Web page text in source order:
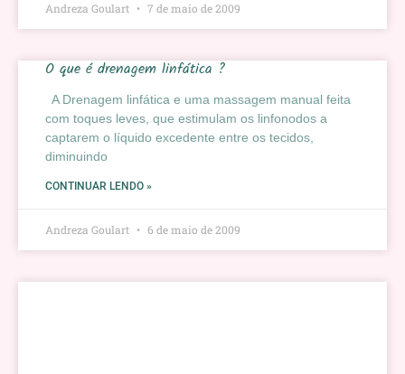
Andreza Goulart 7 de maio de 2009
O que é drenagem linfática ?
A Drenagem linfática e uma massagem manual feita
com toques leves, que estimulam os linfonodos a
captarem o líquido excedente entre os tecidos,
diminuindo
CONTINUAR LENDO »
Andreza Goulart 6 de maio de 2009